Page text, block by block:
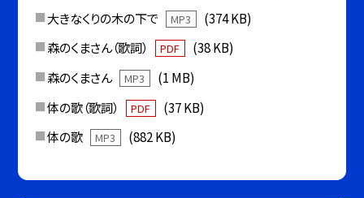
大きなくりの木の下で
MP3
(374 KB)
森のくまさん（歌詞）
PDF
(38 KB)
森のくまさん
MP3
(1 MB)
体の歌（歌詞）
PDF
(37 KB)
体の歌
MP3 (882 KB)